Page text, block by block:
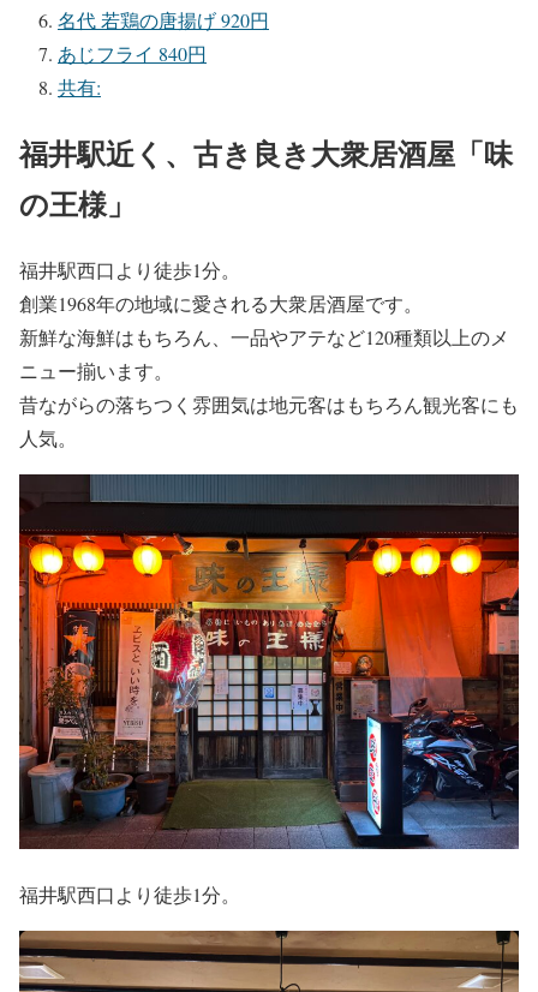
名代 若鶏の唐揚げ 920円
あじフライ 840円
共有:
福井駅近く、古き良き大衆居酒屋「味
の王様」
福井駅西口より徒歩1分。
創業1968年の地域に愛される大衆居酒屋です。
新鮮な海鮮はもちろん、一品やアテなど120種類以上のメ
ニュー揃います。
昔ながらの落ちつく雰囲気は地元客はもちろん観光客にも
人気。
福井駅西口より徒歩1分。